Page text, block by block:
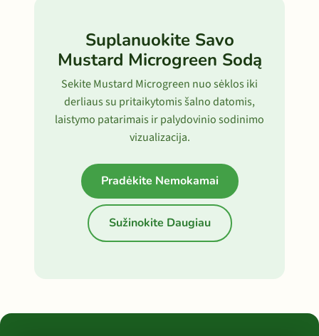
Suplanuokite Savo
Mustard Microgreen Sodą
Sekite Mustard Microgreen nuo sėklos iki
derliaus su pritaikytomis šalno datomis,
laistymo patarimais ir palydovinio sodinimo
vizualizacija.
Pradėkite Nemokamai
Sužinokite Daugiau